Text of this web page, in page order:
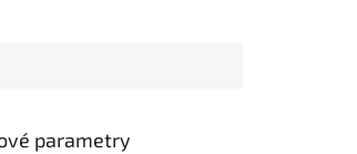
parametry